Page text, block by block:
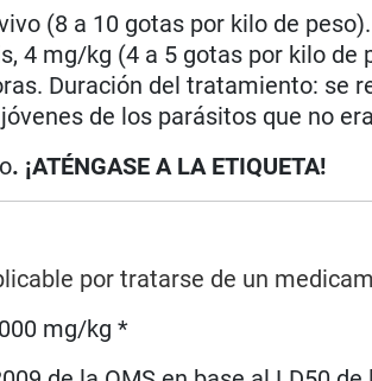
(8 a 10 gotas por kilo de peso).
4 mg/kg (4 a 5 gotas por kilo de
Duración del tratamiento: se
de los parásitos que no
. ¡ATÉNGASE A LA ETIQUETA!
por tratarse de un
mg/kg *